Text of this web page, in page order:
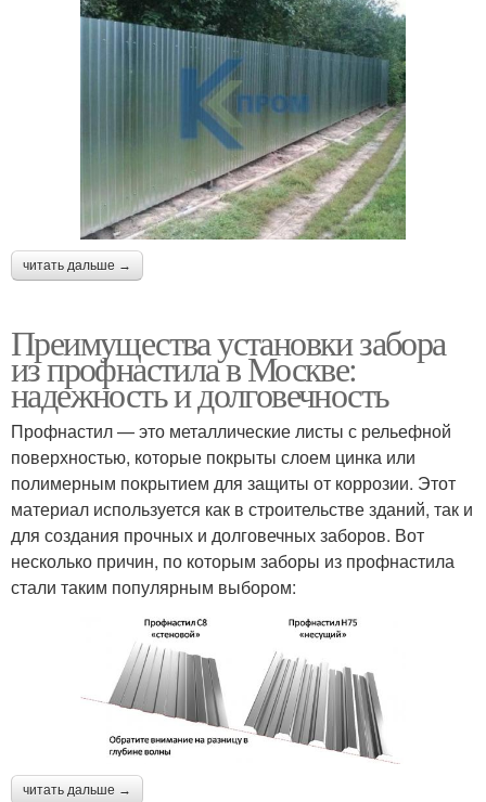
читать дальше →
Преимущества установки забора
из профнастила в Москве:
надежность и долговечность
Профнастил — это металлические листы с рельефной
поверхностью, которые покрыты слоем цинка или
полимерным покрытием для защиты от коррозии. Этот
материал используется как в строительстве зданий, так и
для создания прочных и долговечных заборов. Вот
несколько причин, по которым заборы из профнастила
стали таким популярным выбором:
читать дальше →